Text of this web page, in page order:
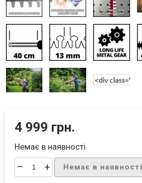
4 999 грн.
Немає в наявності
– + Немає в наявності